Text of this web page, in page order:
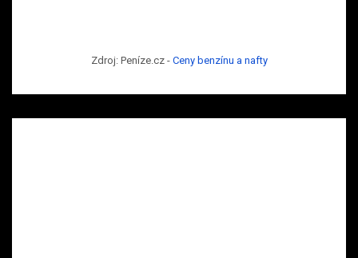
Zdroj: Peníze.cz - Ceny benzínu a nafty